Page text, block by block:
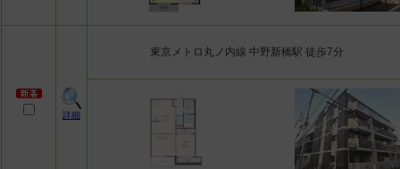
詳細
東京メトロ丸ノ内線 中野新橋駅 徒歩7分